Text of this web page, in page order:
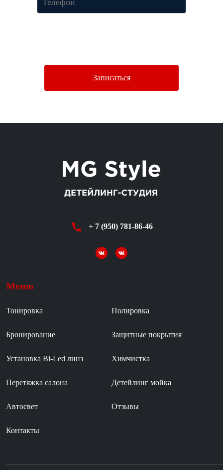
Записаться
+ 7 (950) 781-86-46
Меню
Тонировка Полировка
Бронирование Защитные покрытия
Установка Bi-Led линз Химчистка
Перетяжка салона Детейлинг мойка
Автосвет Отзывы
Контакты